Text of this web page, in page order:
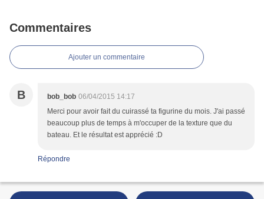
Commentaires
Ajouter un commentaire
B bob_bob 06/04/2015 14:17
Merci pour avoir fait du cuirassé ta figurine du mois. J'ai passé
beaucoup plus de temps à m'occuper de la texture que du
bateau. Et le résultat est apprécié :D
Répondre